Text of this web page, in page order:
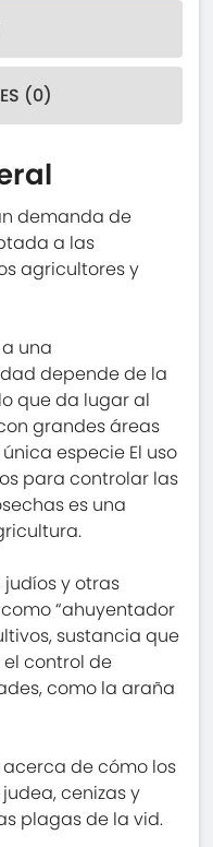
(0)
demanda de
a las
agricultores y
una
depende de la
que da lugar al
grandes áreas
especie El uso
para controlar las
es una
y otras
“ahuyentador
sustancia que
control de
como la araña
de cómo los
cenizas y
plagas de la vid.